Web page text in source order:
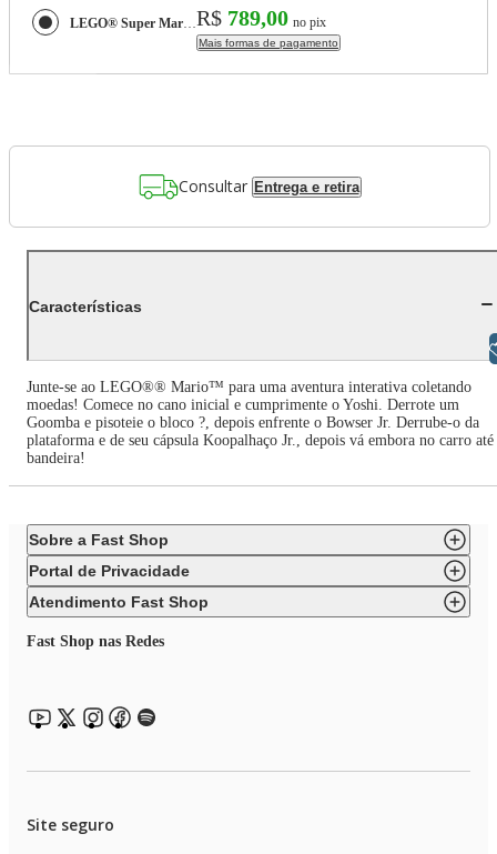
LEGO® Super Mario™ Aventuras interativas com o LEGO® Mario™ 71439R$ 789,00 no pix
Mais formas de pagamento
Consultar Entrega e retira
Características
Junte-se ao LEGO®® Mario™ para uma aventura interativa coletando
moedas! Comece no cano inicial e cumprimente o Yoshi. Derrote um
Goomba e pisoteie o bloco ?, depois enfrente o Bowser Jr. Derrube-o da
plataforma e de seu cápsula Koopalhaço Jr., depois vá embora no carro até
bandeira!
Sobre a Fast Shop
Portal de Privacidade
Atendimento Fast Shop
Fast Shop nas Redes
Site seguro